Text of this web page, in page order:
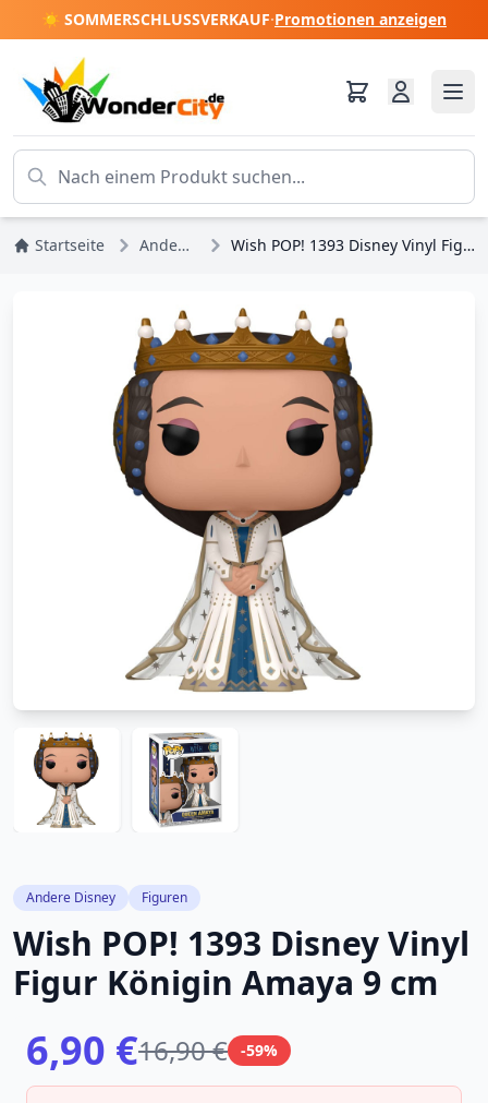
☀️ SOMMERSCHLUSSVERKAUF·Promotionen anzeigen
Startseite Andere Disney Wish POP! 1393 Disney Vinyl Figur Königin Amaya 9 cm
Andere Disney Figuren
Wish POP! 1393 Disney Vinyl
Figur Königin Amaya 9 cm
6,90 €16,90 € -59%